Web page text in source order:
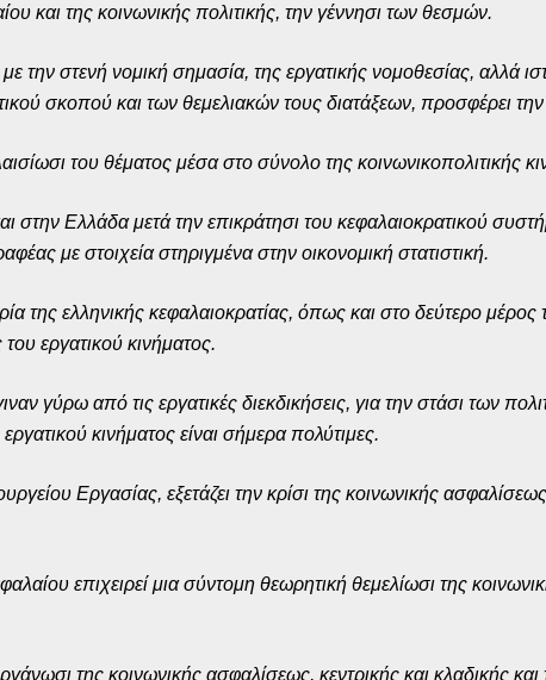
και της κοινωνικής πολιτικής, την γέννησι των θεσμών.
την στενή νομική σημασία, της εργατικής νομοθεσίας, αλλά
σκοπού και των θεμελιακών τους διατάξεων, προσφέρει
του θέματος μέσα στο σύνολο της κοινωνικοπολιτικής
στην Ελλάδα μετά την επικράτησι του κεφαλαιοκρατικού
με στοιχεία στηριγμένα στην οικονομική στατιστική.
της ελληνικής κεφαλαιοκρατίας, όπως και στο δεύτερο μέρος
εργατικού κινήματος.
γύρω από τις εργατικές διεκδικήσεις, για την στάσι των
κινήματος είναι σήμερα πολύτιμες.
Εργασίας, εξετάζει την κρίσι της κοινωνικής
επιχειρεί μια σύντομη θεωρητική θεμελίωσι της
της κοινωνικής ασφαλίσεως, κεντρικής και κλαδικής